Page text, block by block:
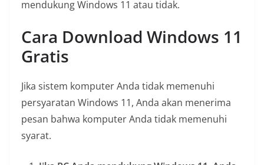
mendukung Windows 11 atau tidak.
Cara Download Windows 11
Gratis
Jika sistem komputer Anda tidak memenuhi
persyaratan Windows 11, Anda akan menerima
pesan bahwa komputer Anda tidak memenuhi
syarat.